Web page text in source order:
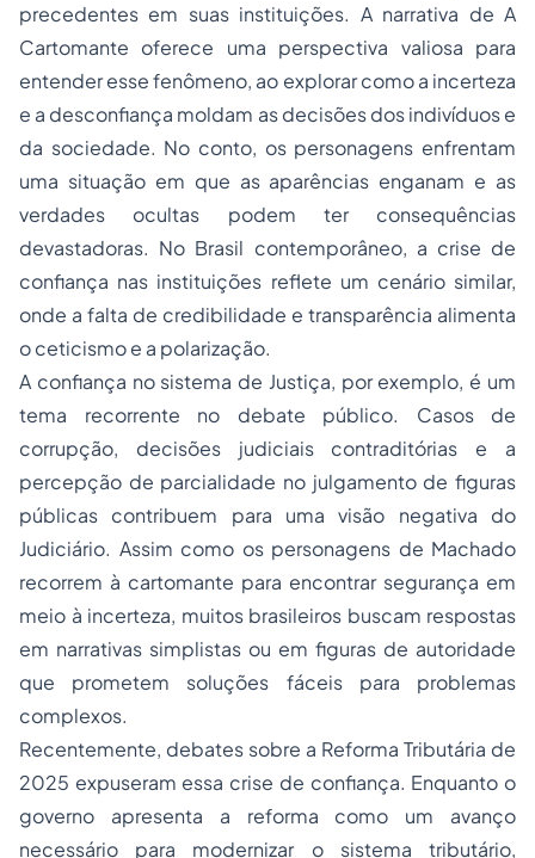
precedentes em suas instituições. A narrativa de A
Cartomante oferece uma perspectiva valiosa para
entender esse fenômeno, ao explorar como a incerteza
e a desconfiança moldam as decisões dos indivíduos e
da sociedade. No conto, os personagens enfrentam
uma situação em que as aparências enganam e as
verdades ocultas podem ter consequências
devastadoras. No Brasil contemporâneo, a crise de
confiança nas instituições reflete um cenário similar,
onde a falta de credibilidade e transparência alimenta
o ceticismo e a polarização.
A confiança no sistema de Justiça, por exemplo, é um
tema recorrente no debate público. Casos de
corrupção, decisões judiciais contraditórias e a
percepção de parcialidade no julgamento de figuras
públicas contribuem para uma visão negativa do
Judiciário. Assim como os personagens de Machado
recorrem à cartomante para encontrar segurança em
meio à incerteza, muitos brasileiros buscam respostas
em narrativas simplistas ou em figuras de autoridade
que prometem soluções fáceis para problemas
complexos.
Recentemente, debates sobre a Reforma Tributária de
2025 expuseram essa crise de confiança. Enquanto o
governo apresenta a reforma como um avanço
necessário para modernizar o sistema tributário,